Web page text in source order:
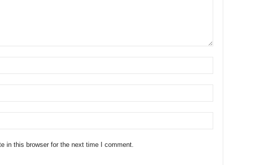
in this browser for the next time I comment.